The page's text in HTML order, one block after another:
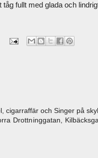
fullt med glada och
cigarraffär och Singer på
Drottninggatan,